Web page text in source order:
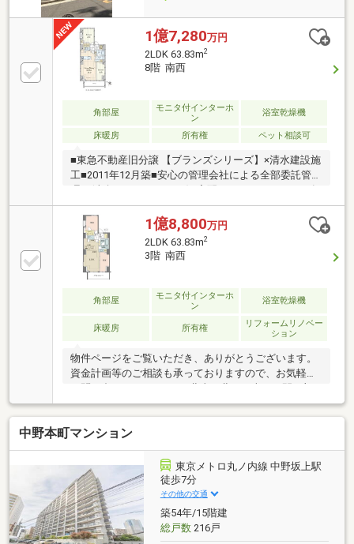
1億7,280万円
2LDK 63.83m2
8階 南西
角部屋
モニタ付インターホ
ン
浴室乾燥機
床暖房 所有権 ペット相談可
■東急不動産旧分譲 【ブランズシリーズ】×清水建設施
工■2011年12月築■安心の管理会社による全部委託管
理 (東急コミュニティー)■宅配BOX・オートロック有
り■ホテルライクな内廊下設計■ペット飼育可(細則
有)■専有面積63.83m2・2LDK+WIC+SIC■8階部分の南
向き角住戸■LD部分に床暖房有り■高品位な天然御影石
を使用したキッチンカウンター・洗面化粧台
■1.4m×1.8mサイズのゆったり浴室・ミストサウナ付き
■手洗いカウンター付トイレ
1億8,800万円
2LDK 63.83m2
3階 南西
角部屋
モニタ付インターホ
ン
浴室乾燥機
床暖房 所有権
リフォームリノベー
ション
物件ページをご覧いただき、ありがとうございます。
資金計画等のご相談も承っておりますので、お気軽に
お問い合わせください。■北東・北西・南西に開口部
のある角住戸■ホテルライクな内廊下設計■ダブルオー
トロック、ALSOKの連携した24時間セキュリティシス
テム■二重床・二重天井・複層ガラス■WIC、SIC付き
の豊富な収納■リフォーム実施（2025年10月）、アフ
ターサービス付き天井・クロス貼替、フローリング貼
替、巾木交換、ダウンライト交換、建具レバーハンド
ル交換、キッチン交換、トイレ交換、洗面化粧台交
換、ユニットバス交換、浴室乾燥暖房機交換、玄関・
廊下・洗面室床タイル貼替
中野本町マンション
東京メトロ丸ノ内線 中野坂上駅
徒歩7分
その他の交通
築54年/15階建
総戸数216戸